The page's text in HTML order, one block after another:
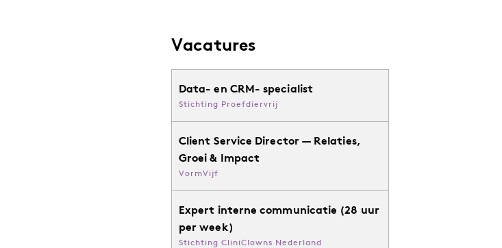
Vacatures
Data- en CRM- specialist
Stichting Proefdiervrij
Client Service Director — Relaties,
Groei & Impact
VormVijf
Expert interne communicatie (28 uur
per week)
Stichting CliniClowns Nederland